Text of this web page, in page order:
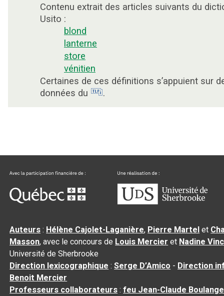
Contenu extrait des articles suivants du
Usito :
blond
lanterne
store
vénitien
Certaines de ces définitions s’appuient sur
données du
.
Auteurs : Hélène Cajolet-Laganière, Pierre Martel et
Masson, avec le concours de Louis Mercier et Nadine
Université de Sherbrooke
Direction lexicographique :Serge D’Amico - Direction
Benoit Mercier
Professeurs collaborateurs :feu Jean-Claude